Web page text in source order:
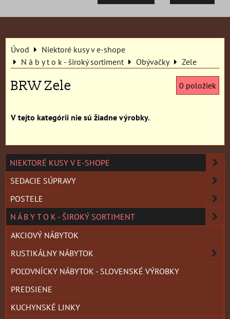
Úvod
Niektoré kusy v e-shope
N á b y t o k - široký sortiment
Obývačky Zele
BRW Zele 0 položiek
NIEKTORÉ KUSY V E-SHOPE
SEDACIE SÚPRAVY
POSTELE
N Á B Y T O K - ŠIROKÝ SORTIMENT
AKCIOVÝ NÁBYTOK
RUSTIKÁLNY NÁBYTOK
POĽOVNÍCKY NÁBYTOK - SLOVENSKÉ VÝROBKY
PREDSIENE
KUCHYNSKÉ LINKY